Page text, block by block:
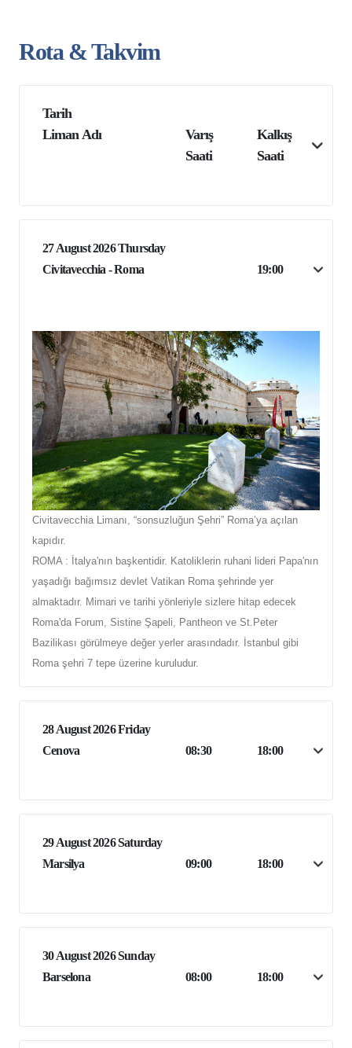
Rota & Takvim
Tarih
Liman Adı
Varış
Saati
Kalkış
Saati
27 August 2026 Thursday
Civitavecchia - Roma
19:00
Civitavecchia Limanı, “sonsuzluğun Şehri” Roma’ya açılan
kapıdır.
ROMA : İtalya'nın başkentidir. Katoliklerin ruhani lideri Papa'nın
yaşadığı bağımsız devlet Vatikan Roma şehrinde yer
almaktadır. Mimari ve tarihi yönleriyle sizlere hitap edecek
Roma'da Forum, Sistine Şapeli, Pantheon ve St.Peter
Bazilikası görülmeye değer yerler arasındadır. İstanbul gibi
Roma şehri 7 tepe üzerine kuruludur.
28 August 2026 Friday
Cenova
08:30 18:00
29 August 2026 Saturday
Marsilya
09:00 18:00
30 August 2026 Sunday
Barselona
08:00 18:00